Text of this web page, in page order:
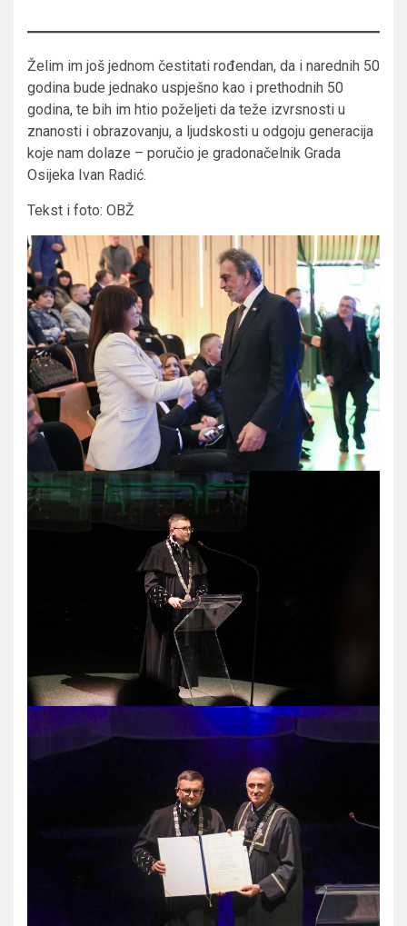
Želim im još jednom čestitati rođendan, da i narednih 50
godina bude jednako uspješno kao i prethodnih 50
godina, te bih im htio poželjeti da teže izvrsnosti u
znanosti i obrazovanju, a ljudskosti u odgoju generacija
koje nam dolaze – poručio je gradonačelnik Grada
Osijeka Ivan Radić.
Tekst i foto: OBŽ